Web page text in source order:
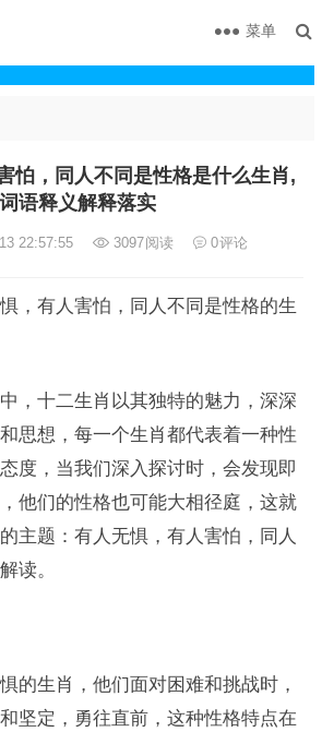
菜单
怕，同人不同是性格是什么生肖,
词语释义解释落实
22:57:55 3097阅读 0评论
，有人害怕，同人不同是性格的生
，十二生肖以其独特的魅力，深深
思想，每一个生肖都代表着一种性
度，当我们深入探讨时，会发现即
他们的性格也可能大相径庭，这就
主题：有人无惧，有人害怕，同人
读。
的生肖，他们面对困难和挑战时，
坚定，勇往直前，这种性格特点在